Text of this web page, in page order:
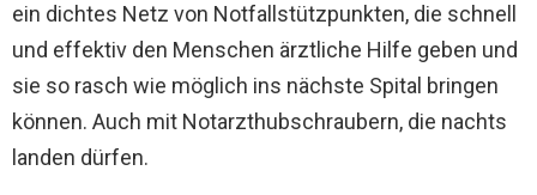
ein dichtes Netz von Notfallstützpunkten, die schnell
und effektiv den Menschen ärztliche Hilfe geben und
sie so rasch wie möglich ins nächste Spital bringen
können. Auch mit Notarzthubschraubern, die nachts
landen dürfen.